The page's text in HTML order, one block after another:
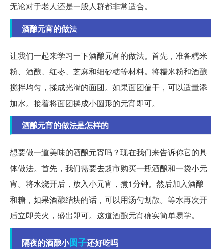
无论对于老人还是一般人群都非常适合。
酒酿元宵的做法
让我们一起来学习一下酒酿元宵的做法。首先，准备糯米
粉、酒酿、红枣、芝麻和细砂糖等材料。将糯米粉和酒酿
搅拌均匀，揉成光滑的面团。如果面团偏干，可以适量添
加水。接着将面团揉成小圆形的元宵即可。
酒酿元宵的做法是怎样的
想要做一道美味的酒酿元宵吗？现在我们来告诉你它的具
体做法。首先，我们需要去超市购买一瓶酒酿和一袋小元
宵。将水烧开后，放入小元宵，煮1分钟。然后加入酒酿
和糖，如果酒酿结块的话，可以用汤勺划散。等水再次开
后立即关火，盛出即可。这道酒酿元宵确实简单易学。
隔夜的酒酿小圆子还好吃吗